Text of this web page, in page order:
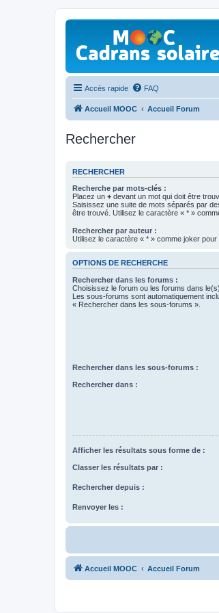
Accès rapide FAQ
Accueil MOOC Accueil Forum
Rechercher
RECHERCHER
Recherche par mots-clés :
Placez un + devant un mot qui doit être
Saisissez une suite de mots séparés par
être trouvé. Utilisez le caractère « * »
Rechercher par auteur :
Utilisez le caractère « * » comme joker pour
OPTIONS DE RECHERCHE
Rechercher dans les forums :
Choisissez le forum ou les forums dans
Les sous-forums sont automatiquement
« Rechercher dans les sous-forums ».
Rechercher dans les sous-forums :
Rechercher dans :
Afficher les résultats sous forme de :
Classer les résultats par :
Rechercher depuis :
Renvoyer les :
Accueil MOOC Accueil Forum